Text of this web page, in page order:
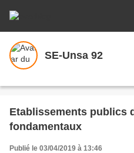
SE-Unsa 92
Etablissements publics
fondamentaux
Publié le 03/04/2019 à 13:46